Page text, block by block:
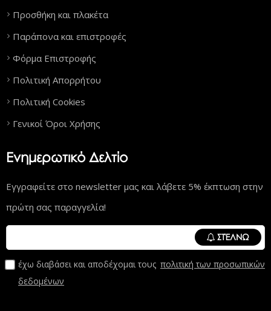
Προσθήκη και πλακέτα
Παράπονα και επιστροφές
Φόρμα Επιστροφής
Πολιτική Απορρήτου
Πολιτική Cookies
Γενικοί Όροι Χρήσης
Ενημερωτικό Δελτίο
Εγγραφείτε στο newsletter μας και λάβετε 5% έκπτωση στην
πρώτη σας παραγγελία!
ΣΤΈΛΝΩ
έχω διαβάσει και αποδέχομαι τους πολιτική των προσωπικών
δεδομένων